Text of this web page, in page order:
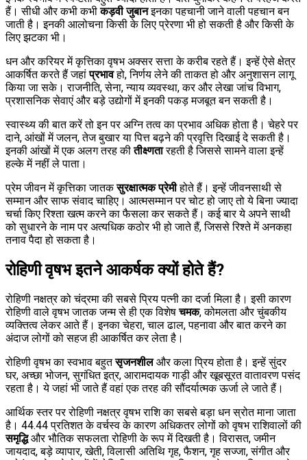
हैं। सीधी और कभी कभीकड़वी जुबानइनका पहचानी जाने वाली पहचान बन
जाती है। इनकी आलोचना किसी के लिए प्रेरणा भी हो सकती है और किसी के
लिए झटका भी।
धन और करियर में कृत्तिका वृषभ अक्सर सत्ता के करीब रहते हैं। इन्हें ऐसे क्षेत्र
आकर्षित करते हैं जहांप्रभावहो, निर्णय लेने की ताकत हो और अनुशासन लागू
किया जा सके। राजनीति, सेना, न्याय व्यवस्था, कर और लेखा जांच विभाग,
प्रशासनिक सेवाएं और बड़े उद्योगों में इनकी पकड़ मजबूत बन सकती है।
स्वास्थ्य की बात करें तो इन पर अग्नि तत्व का प्रभाव अधिक होता है। चेहरे पर
दाने, आंखों में जलन, तेज बुखार या पित्त बढ़ने की प्रवृत्ति दिखाई दे सकती है।
इनकी आंखों में एक अलग तरह कीतीक्ष्णतारहती है जिससे सामने वाला इन्हें
हल्के में नहीं ले पाता।
प्रेम जीवन में कृत्तिका जातकसुरक्षात्मक प्रेमीहोते हैं। इन्हें जीवनसाथी से
सम्मान और साफ संवाद चाहिए। आत्मसम्मान पर चोट हो जाए तो ये बिना ज्यादा
चर्चा किए रिश्ता खत्म करने का फैसला कर सकते हैं। कई बार ये अपने साथी
को सुधारने के नाम पर अत्यधिक कठोर भी हो जाते हैं, जिससे रिश्ते में अनकहा
तनाव पैदा हो सकता है।
रोहिणी वृषभ इतने आकर्षक क्यों होते हैं?
रोहिणी नक्षत्र को चंद्रमा की सबसे प्रिय पत्नी का दर्जा मिला है। इसी कारण
रोहिणी वाले वृषभ जातक जन्म से ही एक विशेषचमक, कोमलता और चुंबकीय
व्यक्तित्व लेकर आते हैं। इनका चेहरा, चाल ढाल, पहनावा और बात करने का
अंदाज लोगों को सहज ही आकर्षित कर लेता है।
रोहिणी वृषभ का स्वभाव बहुतसृजनशीलऔर कला प्रिय होता है। इन्हें सुंदर
घर, अच्छा भोजन, सुगंधित इत्र, आरामदायक गाड़ी और खूबसूरत वातावरण पसंद
रहता है। ये जहां भी जाते हैं वहां एक तरह की सौंदर्यात्मक ऊर्जा ले जाते हैं।
आर्थिक स्तर पर रोहिणी नक्षत्र वृषभ राशि का सबसे बड़ा धन स्रोत माना जाता
है। 44.44 प्रतिशत के वर्चस्व के कारण अधिकतर लोगों को वृषभ राशिवालों की
समृद्धिऔर भौतिक सफलता रोहिणी के रूप में दिखती है। विरासत, जमीन
जायदाद, बड़े व्यापार, खेती, विलासी अतिथि गृह, फैशन, गृह सज्जा, संगीत और